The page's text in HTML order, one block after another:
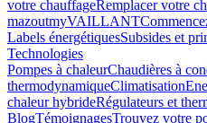
votre chauffageRemplacer votre
mazoutmyVAILLANT
Labels énergétiquesSubsides et
Technologies
Pompes à chaleurChaudières à
thermodynamiqueClimatisation
chaleur hybrideRégulateurs et
BlogTémoignagesTrouvez votre